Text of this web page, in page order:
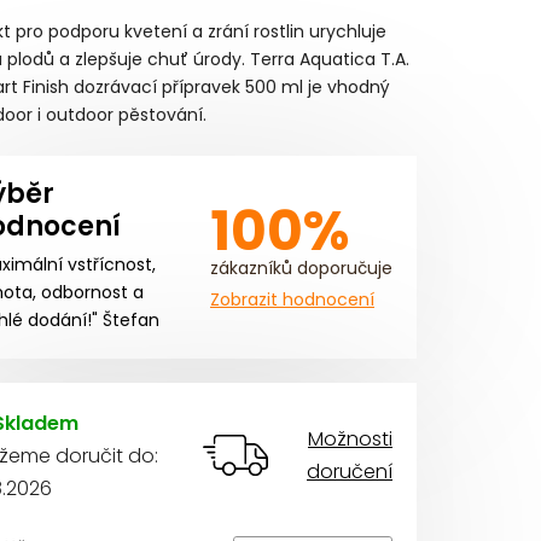
pro podporu kvetení a zrání rostlin urychluje
plodů a zlepšuje chuť úrody. Terra Aquatica T.A.
Finish dozrávací přípravek 500 ml je vhodný
i outdoor pěstování.
vstřícnost,
odbornost a
dodání!" Štefan
100%
zákazníků doporučuje
Zobrazit hodnocení
doručit do:
Možnosti
doručení